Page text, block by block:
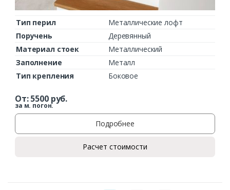
Тип перил
Металлические лофт
Поручень
Деревянный
Материал стоек
Металлический
Заполнение
Металл
Тип крепления
Боковое
От:5500руб.
за м. погон.
Подробнее
Расчет стоимости